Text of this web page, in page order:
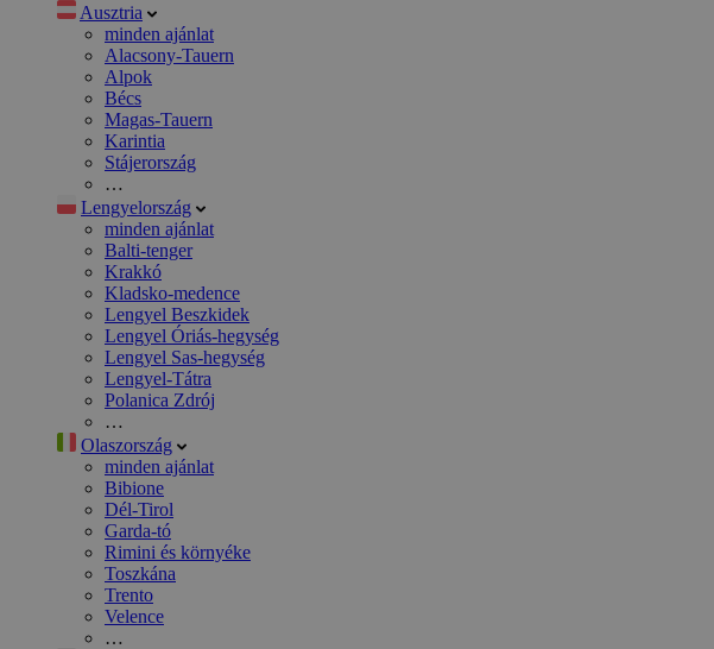
Ausztria
minden ajánlat
Alacsony-Tauern
Alpok
Bécs
Magas-Tauern
Karintia
Stájerország
…
Lengyelország
minden ajánlat
Balti-tenger
Krakkó
Kladsko-medence
Lengyel Beszkidek
Lengyel Óriás-hegység
Lengyel Sas-hegység
Lengyel-Tátra
Polanica Zdrój
…
Olaszország
minden ajánlat
Bibione
Dél-Tirol
Garda-tó
Rimini és környéke
Toszkána
Trento
Velence
…